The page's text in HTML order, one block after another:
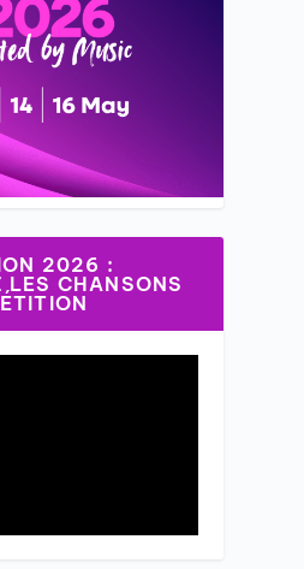
2026 :
LES CHANSONS